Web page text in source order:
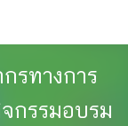
รทางการ
กรรมอบรม